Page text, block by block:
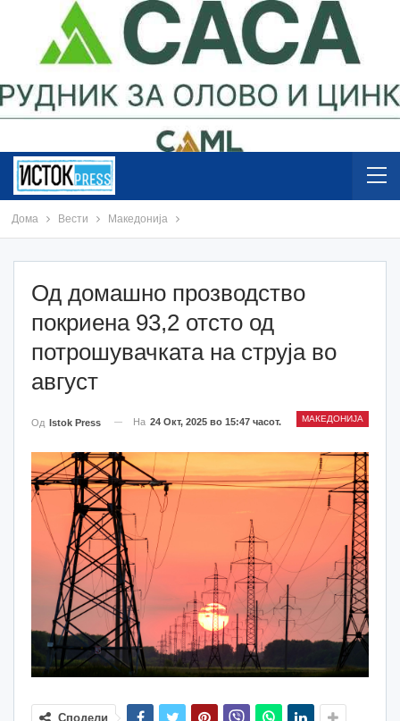
Дома Вести Македонија
Од домашно прозводство
покриена 93,2 отсто од
потрошувачката на струја во
август
МАКЕДОНИЈА
Од Istok Press На 24 Окт, 2025 во 15:47 часот.
Сподели